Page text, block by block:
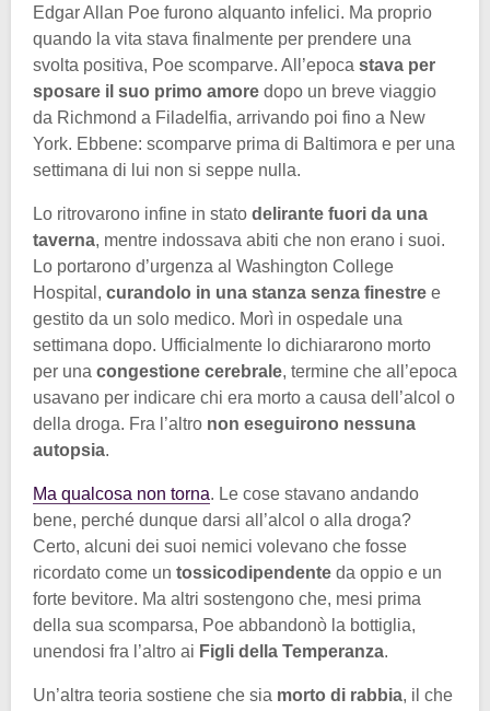
Edgar Allan Poe furono alquanto infelici. Ma proprio
quando la vita stava finalmente per prendere una
svolta positiva, Poe scomparve. All’epoca stava per
sposare il suo primo amore dopo un breve viaggio
da Richmond a Filadelfia, arrivando poi fino a New
York. Ebbene: scomparve prima di Baltimora e per una
settimana di lui non si seppe nulla.
Lo ritrovarono infine in stato delirante fuori da una
taverna, mentre indossava abiti che non erano i suoi.
Lo portarono d’urgenza al Washington College
Hospital, curandolo in una stanza senza finestre e
gestito da un solo medico. Morì in ospedale una
settimana dopo. Ufficialmente lo dichiararono morto
per una congestione cerebrale, termine che all’epoca
usavano per indicare chi era morto a causa dell’alcol o
della droga. Fra l’altro non eseguirono nessuna
autopsia.
Ma qualcosa non torna. Le cose stavano andando
bene, perché dunque darsi all’alcol o alla droga?
Certo, alcuni dei suoi nemici volevano che fosse
ricordato come un tossicodipendente da oppio e un
forte bevitore. Ma altri sostengono che, mesi prima
della sua scomparsa, Poe abbandonò la bottiglia,
unendosi fra l’altro ai Figli della Temperanza.
Un’altra teoria sostiene che sia morto di rabbia, il che